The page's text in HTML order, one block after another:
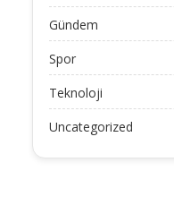
Gündem
Spor
Teknoloji
Uncategorized